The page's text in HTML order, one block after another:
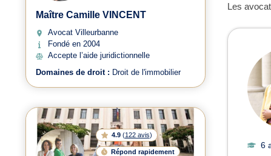
Les
6
Maître Camille VINCENT
Avocat Villeurbanne
Fondé en 2004
Accepte l’aide juridictionnelle
Domaines de droit : Droit de l'immobilier
4.9 (122 avis)
Répond rapidement